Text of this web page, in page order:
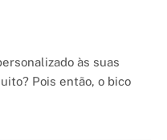
às suas
Pois então, o bico